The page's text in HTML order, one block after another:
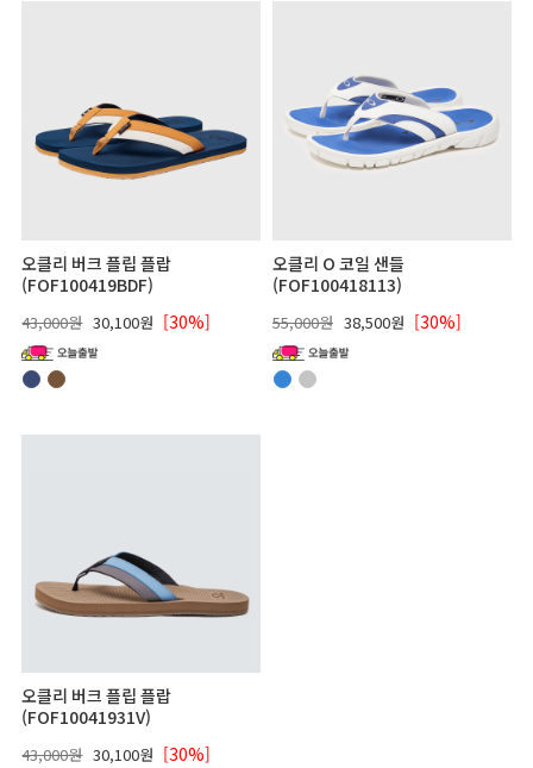
오클리 버크 플립 플랍
(FOF100419BDF)
43,000원 30,100원 [30%]
오클리 O 코일 샌들
(FOF100418113)
55,000원 38,500원 [30%]
오클리 버크 플립 플랍
(FOF10041931V)
43,000원 30,100원 [30%]